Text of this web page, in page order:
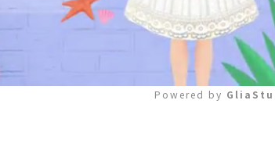
Powered by